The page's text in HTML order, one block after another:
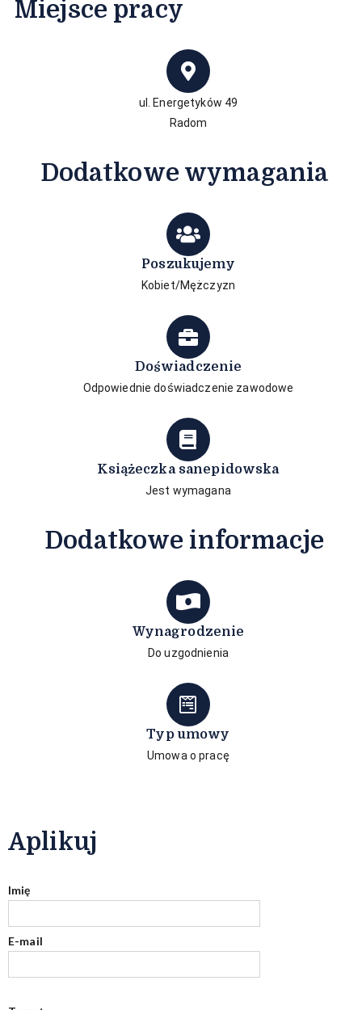
Miejsce pracy​
ul. Energetyków 49
Radom
Dodatkowe wymagania
Poszukujemy
Kobiet/Mężczyzn
Doświadczenie
Odpowiednie doświadczenie zawodowe
Książeczka sanepidowska
Jest wymagana
Dodatkowe informacje
Wynagrodzenie
Do uzgodnienia
Typ umowy
Umowa o pracę
Aplikuj
Imię
E-mail